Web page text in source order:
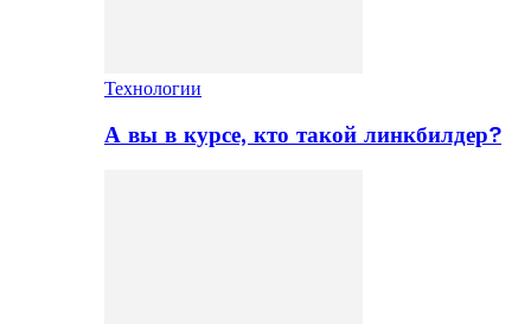
Технологии
А вы в курсе, кто такой линкбилдер?